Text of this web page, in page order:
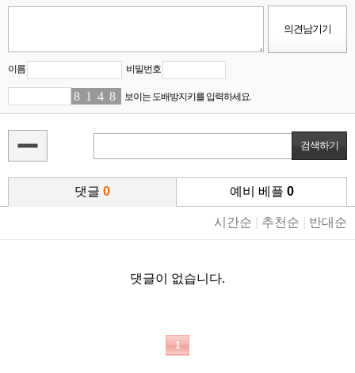
이름 비밀번호
80 1 49 85 보이는 도배방지키를 입력하세요.
댓글 0 예비 베플 0
시간순 추천순 반대순
댓글이 없습니다.
1